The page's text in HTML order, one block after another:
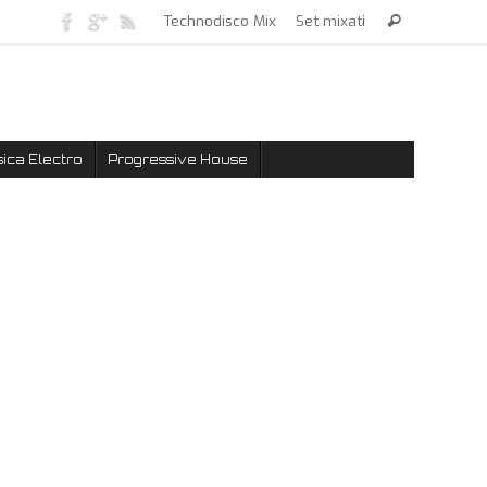
Technodisco Mix Set mixati
Electro Progressive House